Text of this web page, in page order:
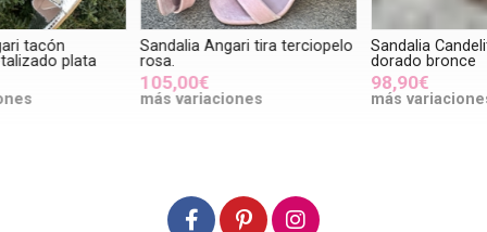
Sandalia Angari tira terciopelo
rosa.
más variaciones
Sandalia Candelitas tacón
más variaciones